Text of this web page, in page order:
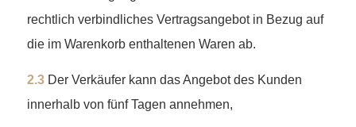
rechtlich verbindliches Vertragsangebot in Bezug auf
die im Warenkorb enthaltenen Waren ab.
2.3Der Verkäufer kann das Angebot des Kunden
innerhalb von fünf Tagen annehmen,